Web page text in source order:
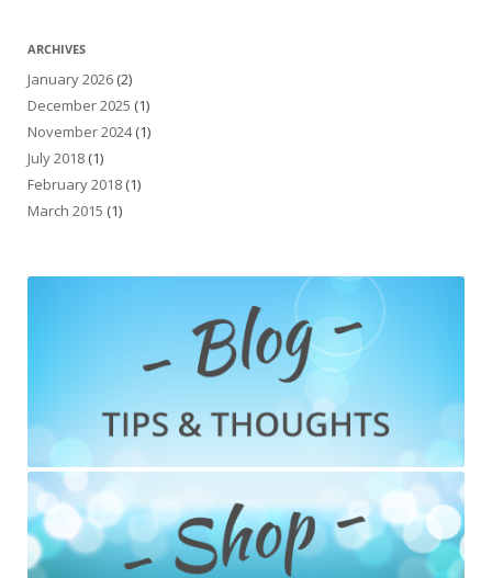
ARCHIVES
January 2026 (2)
December 2025 (1)
November 2024(1)
July 2018 (1)
February 2018 (1)
March 2015 (1)